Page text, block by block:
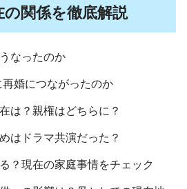
の関係を徹底解説
なったのか
婚につながったのか
は？親権はどちらに？
はドラマ共演だった？
？現在の家庭事情をチェック